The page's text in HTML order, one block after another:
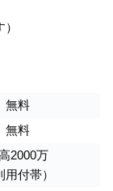
無料
無料
2000万
用付帯）